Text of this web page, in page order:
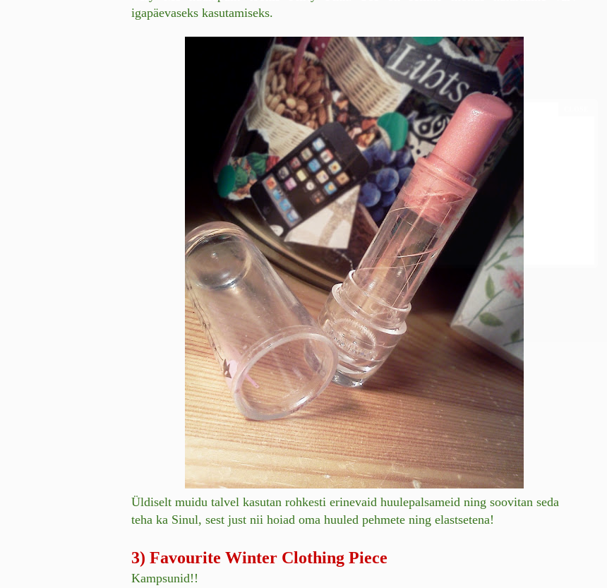
igapäevaseks kasutamiseks.
Üldiselt muidu talvel kasutan rohkesti erinevaid huulepalsameid ning soovitan seda
teha ka Sinul, sest just nii hoiad oma huuled pehmete ning elastsetena!
3) Favourite Winter Clothing Piece
Kampsunid!!